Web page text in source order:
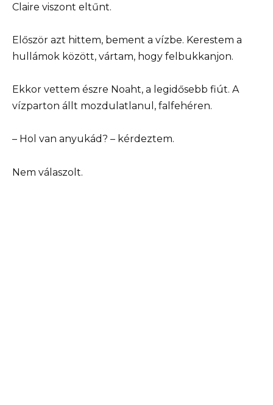
Claire viszont eltűnt.
Először azt hittem, bement a vízbe. Kerestem a
hullámok között, vártam, hogy felbukkanjon.
Ekkor vettem észre Noaht, a legidősebb fiút. A
vízparton állt mozdulatlanul, falfehéren.
– Hol van anyukád? – kérdeztem.
Nem válaszolt.